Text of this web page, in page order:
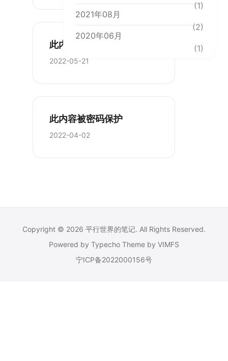
此内容被密码保护
2022-05-21
此内容被密码保护
2022-04-02
(1)
2021年08月
(2)
2020年06月
(1)
Copyright © 2026 平行世界的笔记. All Rights Reserved.
Powered by Typecho Theme by VIMFS
宁ICP备2022000156号